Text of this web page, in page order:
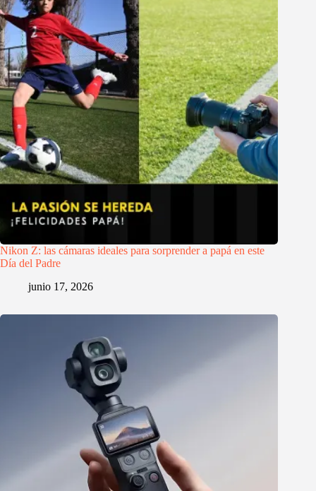
Nikon Z: las cámaras ideales para sorprender a papá en este
Día del Padre
junio 17, 2026